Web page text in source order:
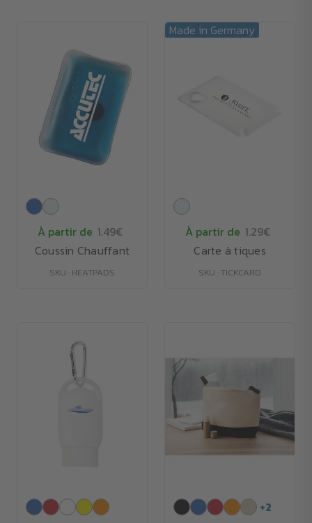
À partir de 1.49€
Coussin Chauffant
SKU : HEATPADS
Made in Germany
À partir de 1.29€
Carte à tiques
SKU : TICKCARD
+2